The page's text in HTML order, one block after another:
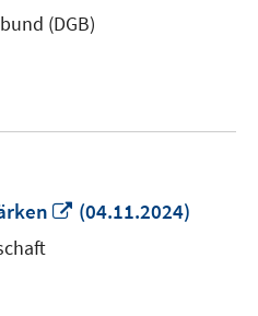
neuem
Fenster
(DGB)
In
(04.11.2024)